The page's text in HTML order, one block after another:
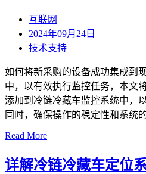
互联网
2024年09月24日
技术支持
如何将新采购的设备成功集成到
中，以有效执行监控任务，本文
添加到冷链冷藏车监控系统中，
同时，确保操作的稳定性和系统
Read More
详解冷链冷藏车定位